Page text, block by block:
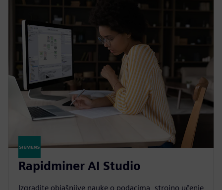
Rapidminer AI Studio
Izgradite objašnjive nauke o podacima, strojno učenje